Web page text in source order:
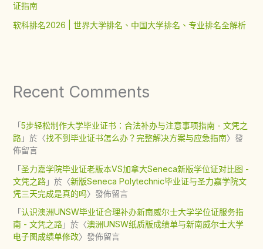
证指南
软科排名2026 | 世界大学排名、中国大学排名、专业排名全解析
Recent Comments
「5步轻松制作大学毕业证书：合法补办与注意事项指南 - 文凭之
路」於〈找不到毕业证书怎么办？完整解决方案与应急指南〉發
佈留言
「圣力嘉学院毕业证老版本VS加拿大Seneca新版学位证对比图 -
文凭之路」於〈新版Seneca Polytechnic毕业证与圣力嘉学院文
凭三天完成是真的吗〉發佈留言
「认识澳洲UNSW毕业证合理补办新南威尔士大学学位证服务指
南 - 文凭之路」於〈澳洲UNSW纸质版成绩单与新南威尔士大学
电子图成绩单修改〉發佈留言